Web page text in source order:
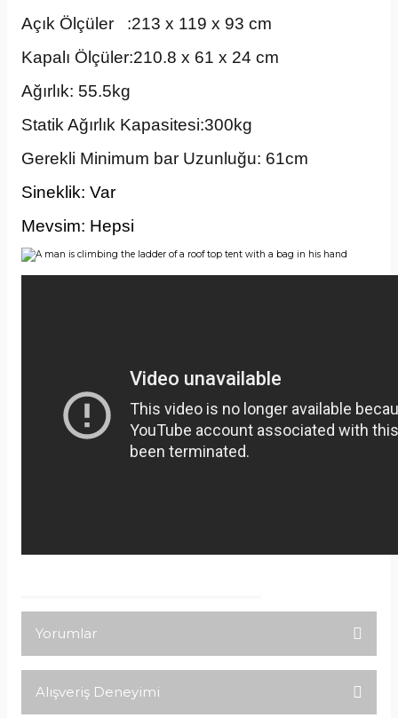
Açık Ölçüler :213 x 119 x 93 cm
Kapalı Ölçüler:210.8 x 61 x 24 cm
Ağırlık: 55.5kg
Statik Ağırlık Kapasitesi:300kg
Gerekli Minimum bar Uzunluğu: 61cm
Sineklik: Var
Mevsim: Hepsi
Yorumlar
Alışveriş Deneyimi